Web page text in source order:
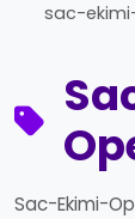
sac-
Sac-Ekimi-